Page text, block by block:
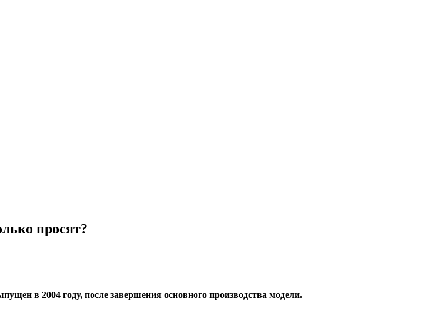
просят?
в 2004 году, после завершения основного производства модели.